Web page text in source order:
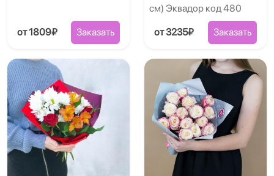
от 1809₽ Заказать
см) Эквадор код 480
от 3235₽ Заказать